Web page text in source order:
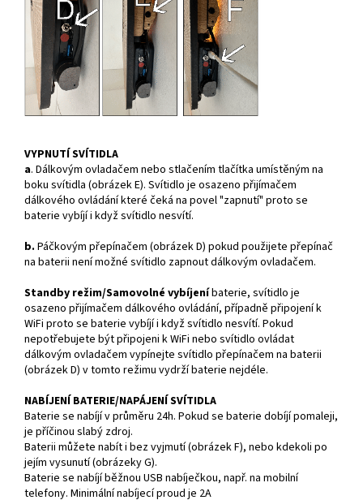
VYPNUTÍ SVÍTIDLA
a. Dálkovým ovladačem nebo stlačením tlačítka umístěným na
boku svítidla (obrázek E). Svítidlo je osazeno přijímačem
dálkového ovládání které čeká na povel "zapnutí" proto se
baterie vybíjí i kdyžsvítidlo nesvítí.
b. Páčkovým přepínačem (obrázek D) pokud použijete přepínač
na baterii není možné svítidlo zapnout dálkovým ovladačem.
Standby režim/Samovolné vybíjeníbaterie, svítidlo je
osazeno přijímačem dálkového ovládání, případně připojení k
WiFi proto se baterie vybíjí i když svítidlo nesvítí. Pokud
nepotřebujete být připojeni k WiFi nebo svítidlo ovládat
dálkovým ovladačem vypínejte svítidlo přepínačem na baterii
(obrázek D) v tomto režimu vydrží baterie nejdéle.
NABÍJENÍ BATERIE/NAPÁJENÍ SVÍTIDLA
Baterie se nabíjí v průměru 24h. Pokud se baterie dobíjí pomaleji,
je příčinou slabý zdroj.
Baterii můžete nabít i bez vyjmutí (obrázek F), nebo kdekoli po
jejím vysunutí (obrázeky G).
Baterie se nabíjí běžnou USB nabíječkou, např. na mobilní
telefony. Minimální nabíjecí proud je 2A